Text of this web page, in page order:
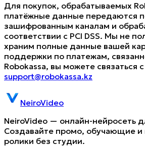
Для покупок, обрабатываемых
платёжные данные передаются
зашифрованным каналам и
соответствии с PCI DSS. Мы не
храним полные данные вашей
поддержки по платежам,
Robokassa, вы можете связаться с
support@robokassa.kz
NeiroVideo
NeiroVideo — онлайн-нейросеть
Создавайте промо, обучающие и
ролики без студии.